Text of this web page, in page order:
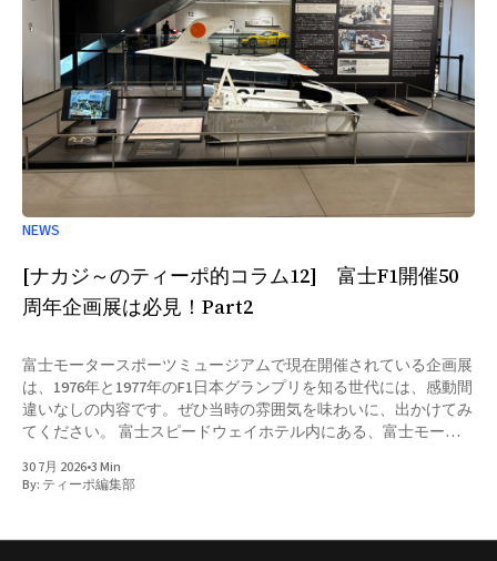
ない。 スーパーカーブームは外国車が対象でありながら、実は
日本固有の現象であったというのは良く知られるところ。無論、
王者フェラーリの365GT4BBや512BBに挑むチャレ
NEWS
[ナカジ～のティーポ的コラム12] 富士F1開催50
周年企画展は必見！Part2
富士モータースポーツミュージアムで現在開催されている企画展
は、1976年と1977年のF1日本グランプリを知る世代には、感動間
違いなしの内容です。ぜひ当時の雰囲気を味わいに、出かけてみ
てください。 富士スピードウェイホテル内にある、富士モータ
ースポーツミュージアムでは現在、「富士F1開催50周年企画展
『知られざる あの、激闘』」
ていただきました。富士スピードウェイで「F1世界選手権 in
30 7月 2026•3 Min
By: ティーポ編集部